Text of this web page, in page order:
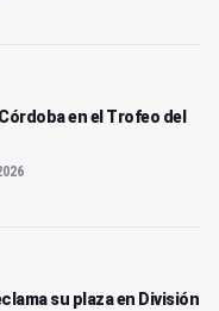
en el Trofeo del
su plaza en División